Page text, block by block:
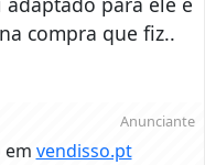
compra que fiz..
Anunciante
em vendisso.pt